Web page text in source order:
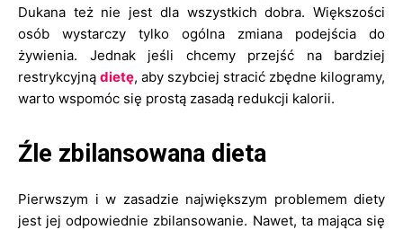
Dukana też nie jest dla wszystkich dobra. Większości
osób wystarczy tylko ogólna zmiana podejścia do
żywienia. Jednak jeśli chcemy przejść na bardziej
restrykcyjną dietę, aby szybciej stracić zbędne kilogramy,
warto wspomóc się prostą zasadą redukcji kalorii.
Źle zbilansowana dieta
Pierwszym i w zasadzie największym problemem diety
jest jej odpowiednie zbilansowanie. Nawet, ta mająca się